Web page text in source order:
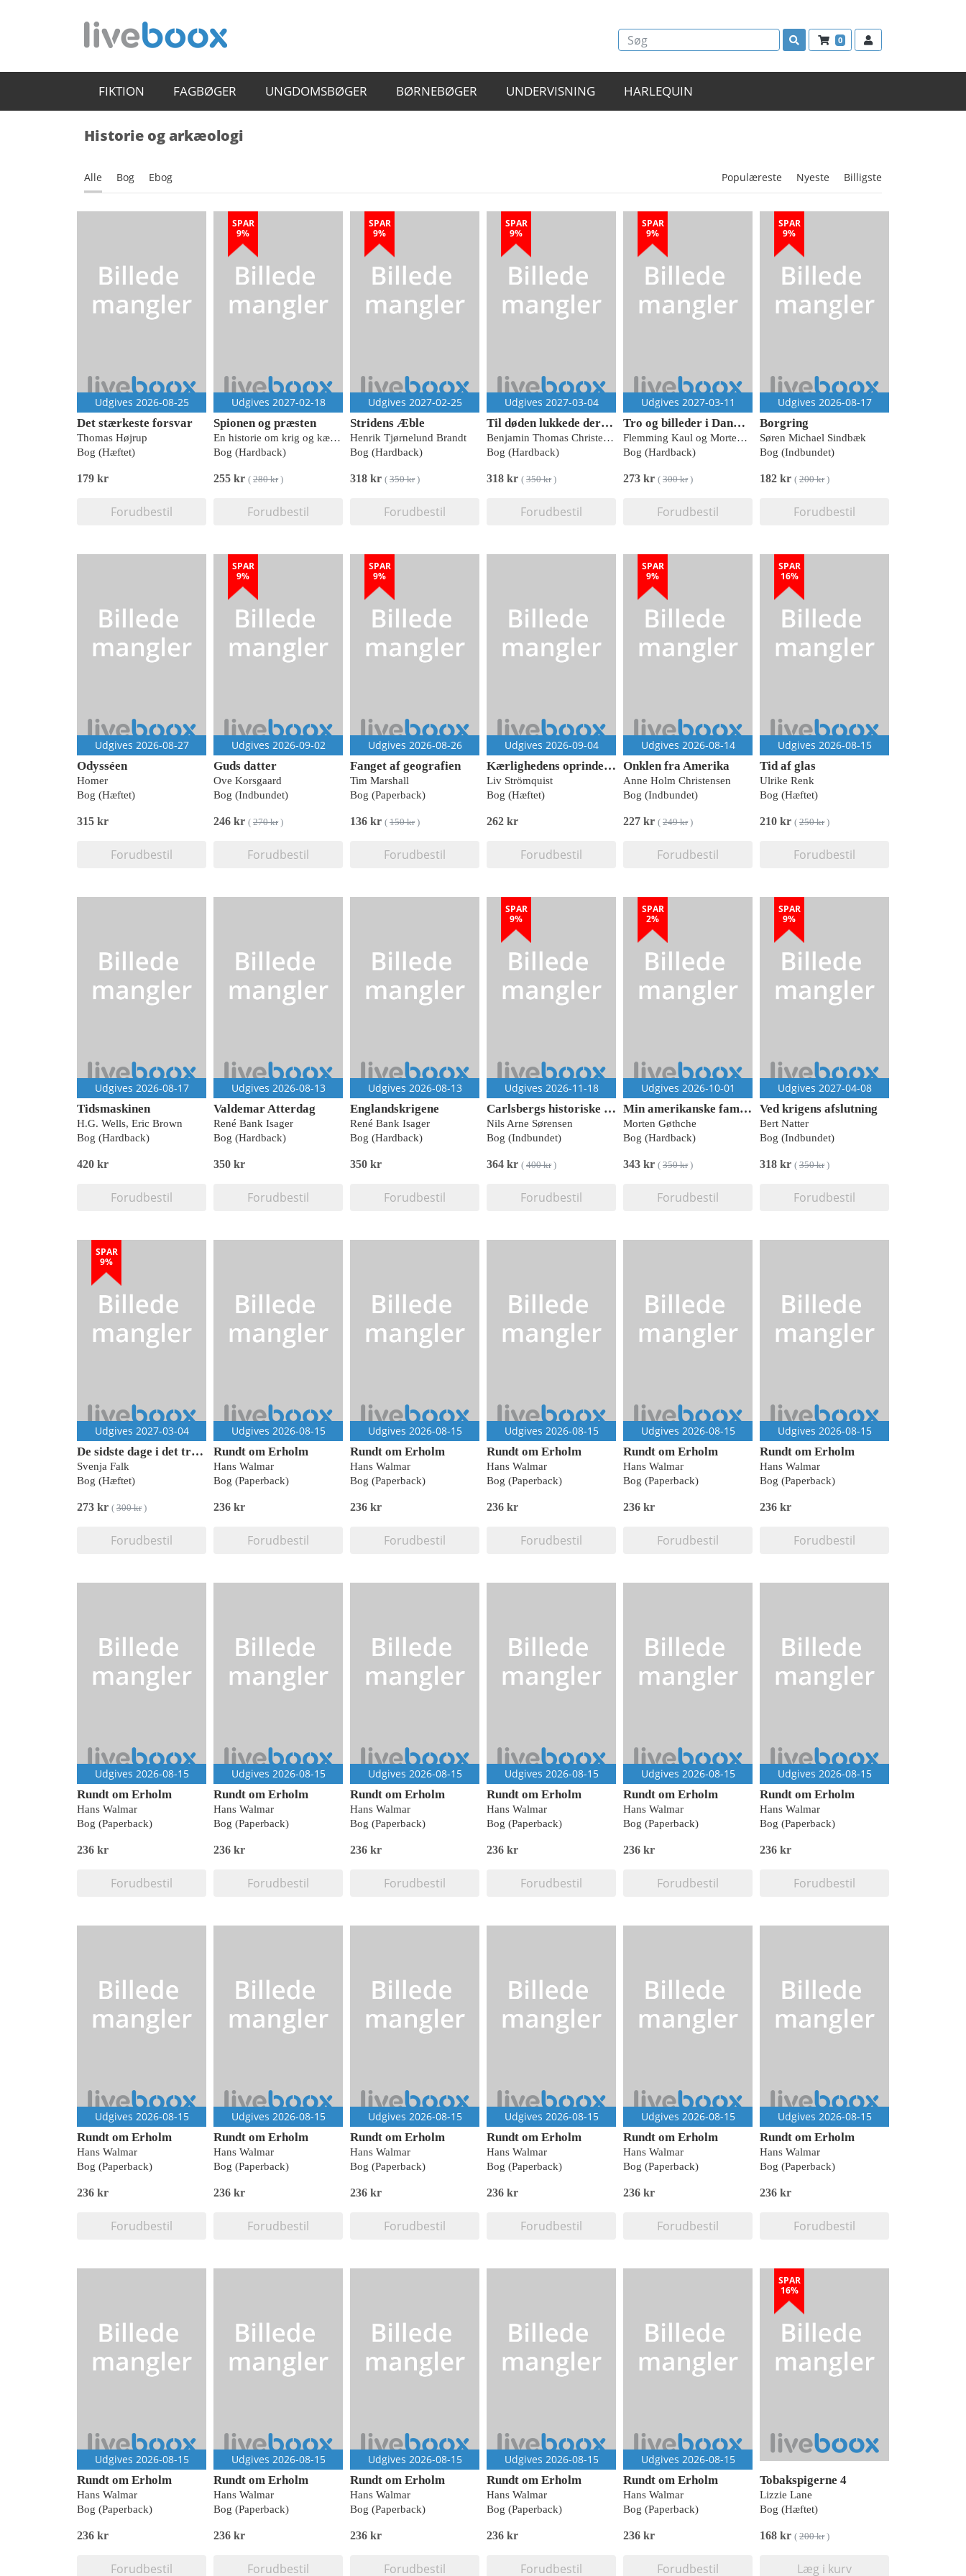
0
FIKTION FAGBØGER UNGDOMSBØGER BØRNEBØGER UNDERVISNING HARLEQUIN
Historie og arkæologi
Alle Bog Ebog Populæreste Nyeste Billigste
Udgives 2026-08-25
Det stærkeste forsvar
Thomas Højrup
Bog (Hæftet)
179 kr
Forudbestil
SPAR
9%
Udgives 2027-02-18
Spionen og præsten
En historie om krig og kærlighed
Bog (Hardback)
255 kr ( 280 kr)
Forudbestil
SPAR
9%
Udgives 2027-02-25
Stridens Æble
Henrik Tjørnelund Brandt
Bog (Hardback)
318 kr ( 350 kr)
Forudbestil
SPAR
9%
Udgives 2027-03-04
Til døden lukkede deres øjne
Benjamin Thomas Christensen
Bog (Hardback)
318 kr ( 350 kr)
Forudbestil
SPAR
9%
Udgives 2027-03-11
Tro og billeder i Danmarks oldtid
Flemming Kaul og Morten Warmind
Bog (Hardback)
273 kr ( 300 kr)
Forudbestil
SPAR
9%
Udgives 2026-08-17
Borgring
Søren Michael Sindbæk
Bog (Indbundet)
182 kr ( 200 kr)
Forudbestil
Udgives 2026-08-27
Odysséen
Homer
Bog (Hæftet)
315 kr
Forudbestil
SPAR
9%
Udgives 2026-09-02
Guds datter
Ove Korsgaard
Bog (Indbundet)
246 kr ( 270 kr)
Forudbestil
SPAR
9%
Udgives 2026-08-26
Fanget af geografien
Tim Marshall
Bog (Paperback)
136 kr ( 150 kr)
Forudbestil
Udgives 2026-09-04
Kærlighedens oprindelse
Liv Strömquist
Bog (Hæftet)
262 kr
Forudbestil
SPAR
9%
Udgives 2026-08-14
Onklen fra Amerika
Anne Holm Christensen
Bog (Indbundet)
227 kr ( 249 kr)
Forudbestil
SPAR
16%
Udgives 2026-08-15
Tid af glas
Ulrike Renk
Bog (Hæftet)
210 kr ( 250 kr)
Forudbestil
Udgives 2026-08-17
Tidsmaskinen
H.G. Wells, Eric Brown
Bog (Hardback)
420 kr
Forudbestil
Udgives 2026-08-13
Valdemar Atterdag
René Bank Isager
Bog (Hardback)
350 kr
Forudbestil
Udgives 2026-08-13
Englandskrigene
René Bank Isager
Bog (Hardback)
350 kr
Forudbestil
SPAR
9%
Udgives 2026-11-18
Carlsbergs historiske bryggerier
Nils Arne Sørensen
Bog (Indbundet)
364 kr ( 400 kr)
Forudbestil
SPAR
2%
Udgives 2026-10-01
Min amerikanske familie
Morten Gøthche
Bog (Hardback)
343 kr ( 350 kr)
Forudbestil
SPAR
9%
Udgives 2027-04-08
Ved krigens afslutning
Bert Natter
Bog (Indbundet)
318 kr ( 350 kr)
Forudbestil
SPAR
9%
Udgives 2027-03-04
De sidste dage i det tredje rige
Svenja Falk
Bog (Hæftet)
273 kr ( 300 kr)
Forudbestil
Udgives 2026-08-15
Rundt om Erholm
Hans Walmar
Bog (Paperback)
236 kr
Forudbestil
Udgives 2026-08-15
Rundt om Erholm
Hans Walmar
Bog (Paperback)
236 kr
Forudbestil
Udgives 2026-08-15
Rundt om Erholm
Hans Walmar
Bog (Paperback)
236 kr
Forudbestil
Udgives 2026-08-15
Rundt om Erholm
Hans Walmar
Bog (Paperback)
236 kr
Forudbestil
Udgives 2026-08-15
Rundt om Erholm
Hans Walmar
Bog (Paperback)
236 kr
Forudbestil
Udgives 2026-08-15
Rundt om Erholm
Hans Walmar
Bog (Paperback)
236 kr
Forudbestil
Udgives 2026-08-15
Rundt om Erholm
Hans Walmar
Bog (Paperback)
236 kr
Forudbestil
Udgives 2026-08-15
Rundt om Erholm
Hans Walmar
Bog (Paperback)
236 kr
Forudbestil
Udgives 2026-08-15
Rundt om Erholm
Hans Walmar
Bog (Paperback)
236 kr
Forudbestil
Udgives 2026-08-15
Rundt om Erholm
Hans Walmar
Bog (Paperback)
236 kr
Forudbestil
Udgives 2026-08-15
Rundt om Erholm
Hans Walmar
Bog (Paperback)
236 kr
Forudbestil
Udgives 2026-08-15
Rundt om Erholm
Hans Walmar
Bog (Paperback)
236 kr
Forudbestil
Udgives 2026-08-15
Rundt om Erholm
Hans Walmar
Bog (Paperback)
236 kr
Forudbestil
Udgives 2026-08-15
Rundt om Erholm
Hans Walmar
Bog (Paperback)
236 kr
Forudbestil
Udgives 2026-08-15
Rundt om Erholm
Hans Walmar
Bog (Paperback)
236 kr
Forudbestil
Udgives 2026-08-15
Rundt om Erholm
Hans Walmar
Bog (Paperback)
236 kr
Forudbestil
Udgives 2026-08-15
Rundt om Erholm
Hans Walmar
Bog (Paperback)
236 kr
Forudbestil
Udgives 2026-08-15
Rundt om Erholm
Hans Walmar
Bog (Paperback)
236 kr
Forudbestil
Udgives 2026-08-15
Rundt om Erholm
Hans Walmar
Bog (Paperback)
236 kr
Forudbestil
Udgives 2026-08-15
Rundt om Erholm
Hans Walmar
Bog (Paperback)
236 kr
Forudbestil
Udgives 2026-08-15
Rundt om Erholm
Hans Walmar
Bog (Paperback)
236 kr
Forudbestil
Udgives 2026-08-15
Rundt om Erholm
Hans Walmar
Bog (Paperback)
236 kr
Forudbestil
SPAR
16%
Tobakspigerne 4
Lizzie Lane
Bog (Hæftet)
168 kr ( 200 kr)
Læg i kurv